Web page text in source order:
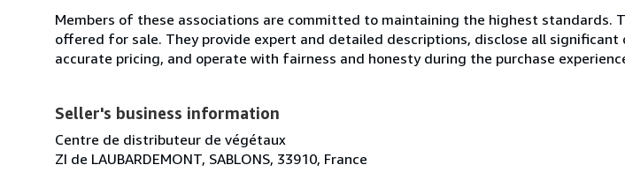
Members of these associations are committed to maintaining the highest standards.
offered for sale. They provide expert and detailed descriptions, disclose all
accurate pricing, and operate with fairness and honesty during the purchase
Seller's business information
Centre de distributeur de végétaux
ZI de LAUBARDEMONT, SABLONS, 33910, France